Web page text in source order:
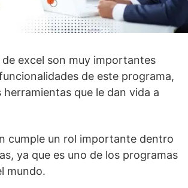
excel son muy importantes
de este programa,
herramientas que le dan vida a
cumple un rol importante dentro
ya que es uno de los programas
mundo.